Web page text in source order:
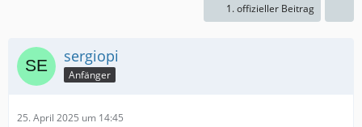
1. offizieller Beitrag
sergiopi
Anfänger
25. April 2025 um 14:45